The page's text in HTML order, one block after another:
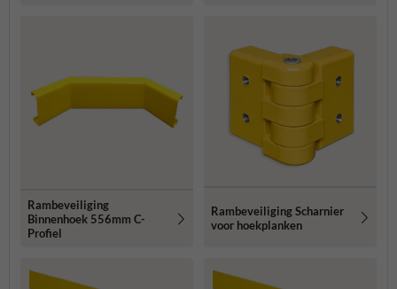
Rambeveiliging
Binnenhoek 556mm C-
Profiel
Rambeveiliging Scharnier
voor hoekplanken